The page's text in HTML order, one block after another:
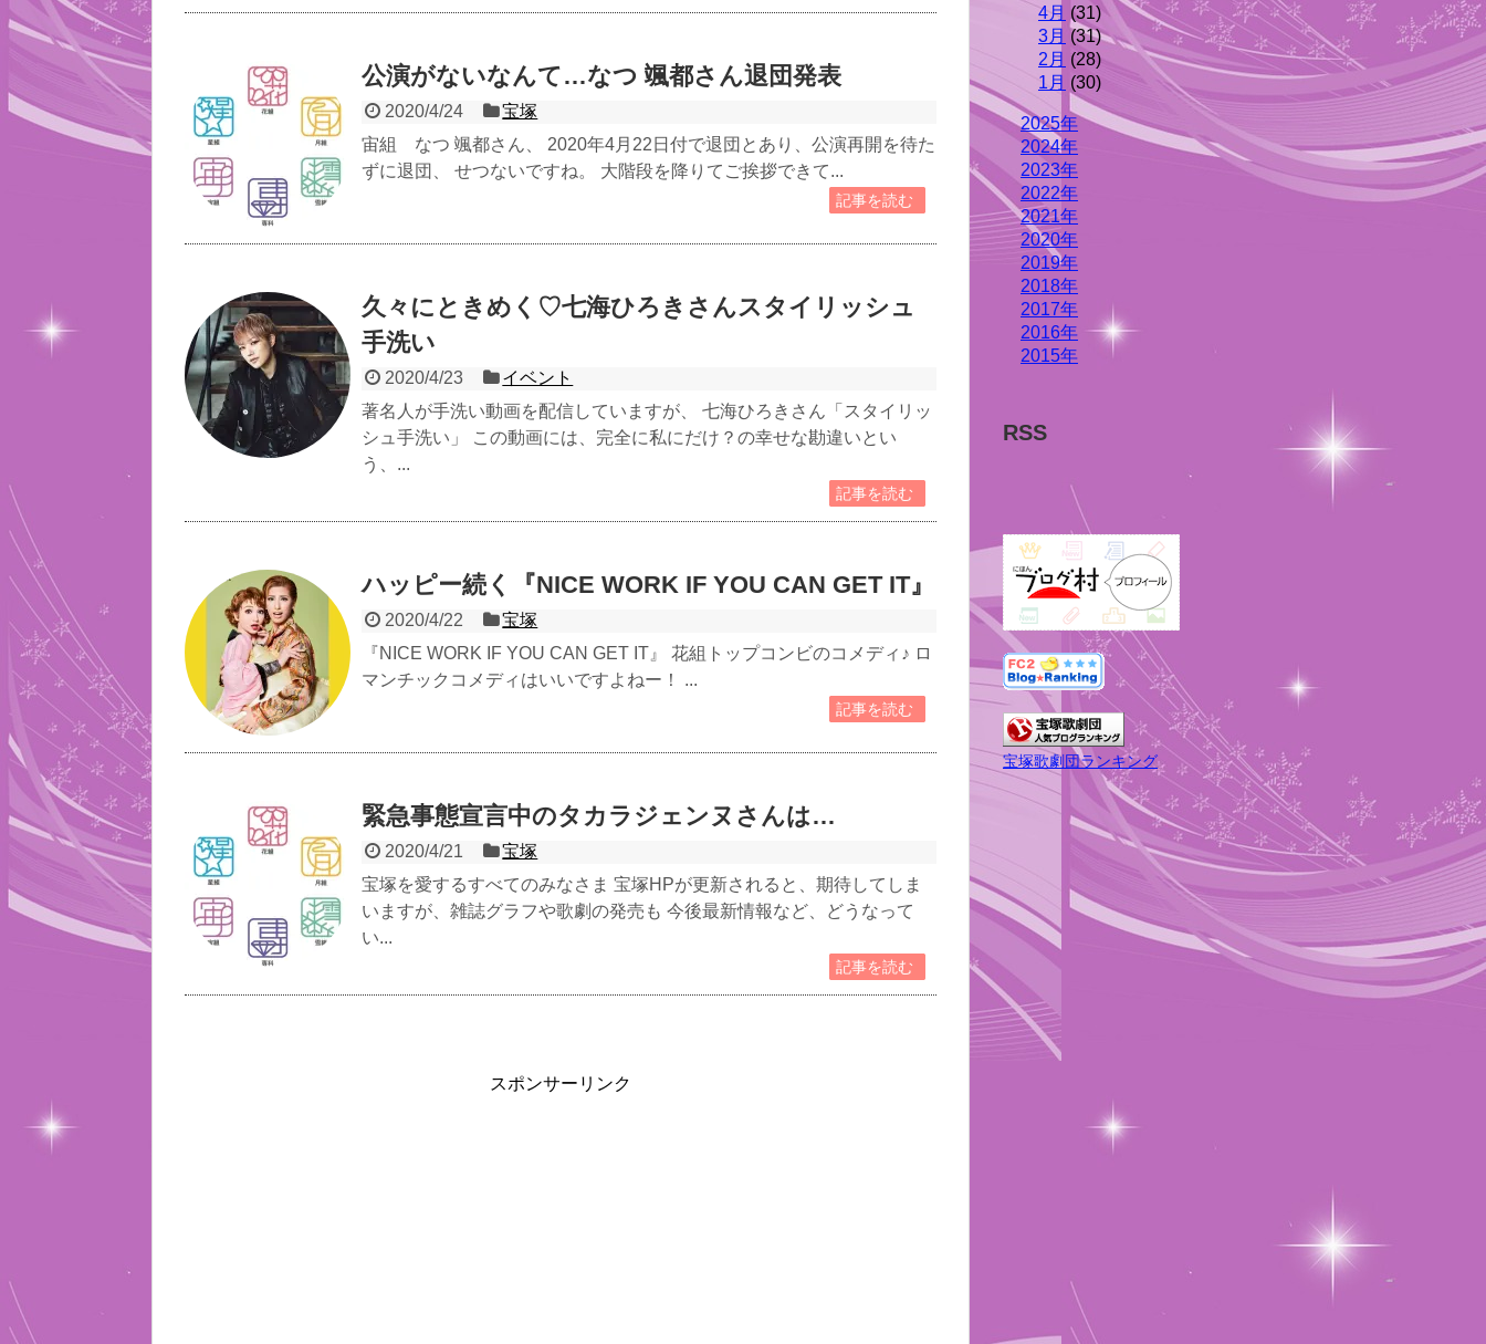
公演がないなんて…なつ 颯都さん退団発表
2020/4/24
宝塚
宙組 なつ 颯都さん、 2020年4月22日付で退団とあり、公演再開を待た
ずに退団、 せつないですね。 大階段を降りてご挨拶できて...
記事を読む
久々にときめく♡七海ひろきさんスタイリッシュ
手洗い
2020/4/23
イベント
著名人が手洗い動画を配信していますが、 七海ひろきさん「スタイリッ
シュ手洗い」 この動画には、完全に私にだけ？の幸せな勘違いとい
う、...
記事を読む
ハッピー続く『NICE WORK IF YOU CAN GET IT』
2020/4/22
宝塚
『NICE WORK IF YOU CAN GET IT』 花組トップコンビのコメディ♪ ロ
マンチックコメディはいいですよねー！ ...
記事を読む
緊急事態宣言中のタカラジェンヌさんは…
2020/4/21
宝塚
宝塚を愛するすべてのみなさま 宝塚HPが更新されると、期待してしま
いますが、雑誌グラフや歌劇の発売も 今後最新情報など、どうなって
い...
記事を読む
スポンサーリンク
4月 (31)
3月 (31)
2月 (28)
1月 (30)
2025年
2024年
2023年
2022年
2021年
2020年
2019年
2018年
2017年
2016年
2015年
RSS
宝塚歌劇団ランキング